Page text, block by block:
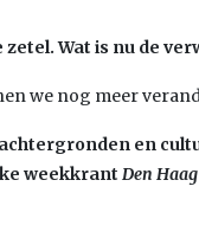
Wat is nu de
we nog meer
en
weekkrant Den